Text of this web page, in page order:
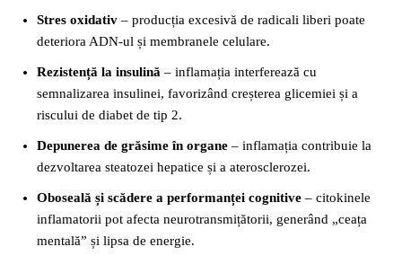
Stres oxidativ – producția excesivă de radicali liberi poate
deteriora ADN-ul și membranele celulare.
Rezistență la insulină – inflamația interferează cu
semnalizarea insulinei, favorizând creșterea glicemiei și a
riscului de diabet de tip 2.
Depunerea de grăsime în organe – inflamația contribuie la
dezvoltarea steatozei hepatice și a aterosclerozei.
Oboseală și scădere a performanței cognitive – citokinele
inflamatorii pot afecta neurotransmițătorii, generând „ceața
mentală” și lipsa de energie.